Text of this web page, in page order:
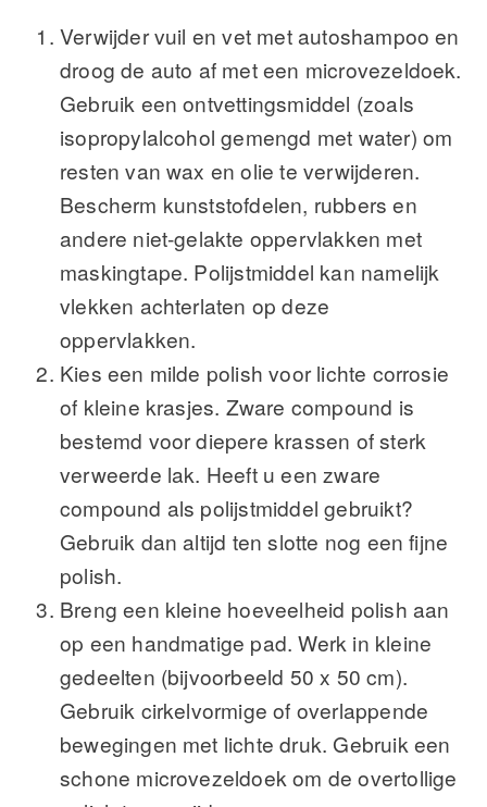
Verwijder vuil en vet met autoshampoo en
droog de auto af met een microvezeldoek.
Gebruik een ontvettingsmiddel (zoals
isopropylalcohol gemengd met water) om
resten van wax en olie te verwijderen.
Bescherm kunststofdelen, rubbers en
andere niet-gelakte oppervlakken met
maskingtape. Polijstmiddel kan namelijk
vlekken achterlaten op deze
oppervlakken.
Kies een milde polish voor lichte corrosie
of kleine krasjes. Zware compound is
bestemd voor diepere krassen of sterk
verweerde lak. Heeft u een zware
compound als polijstmiddel gebruikt?
Gebruik dan altijd ten slotte nog een fijne
polish.
Breng een kleine hoeveelheid polish aan
op een handmatige pad. Werk in kleine
gedeelten (bijvoorbeeld 50 x 50 cm).
Gebruik cirkelvormige of overlappende
bewegingen met lichte druk. Gebruik een
schone microvezeldoek om de overtollige